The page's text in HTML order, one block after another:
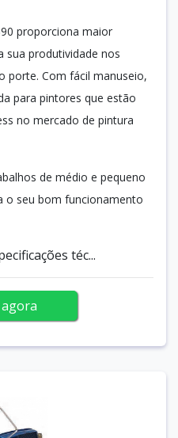
proporciona maior
sua produtividade nos
porte. Com fácil manuseio,
para pintores que estão
no mercado de pintura
de médio e pequeno
o seu bom funcionamento
téc...